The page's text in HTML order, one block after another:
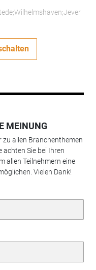
MEINUNG
zu allen Branchenthemen
Sie bei Ihren
allen Teilnehmern eine
Vielen Dank!